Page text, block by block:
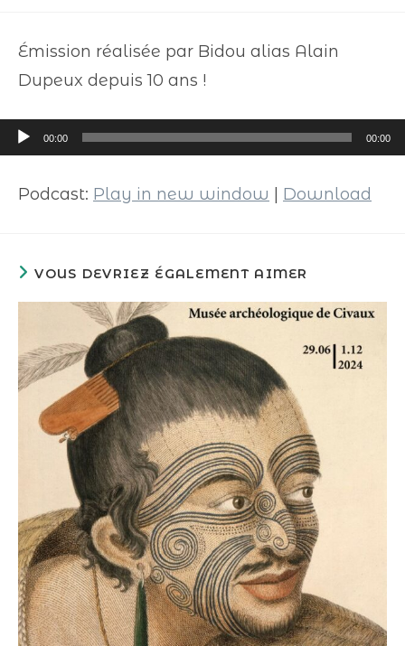
Émission réalisée par Bidou alias Alain
Dupeux depuis 10 ans !
Lecteur
audio
00:00 00:00
Podcast: Play in new window Download
VOUS DEVRIEZ ÉGALEMENT AIMER